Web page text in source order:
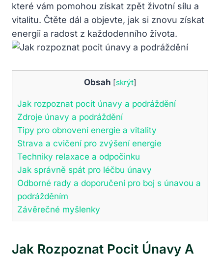
které vám pomohou získat zpět životní sílu a
vitalitu. Čtěte dál a objevte, jak si znovu získat
energii a radost z každodenního života.
Obsah [skrýt]
Jak rozpoznat pocit únavy a podráždění
Zdroje únavy a podráždění
Tipy pro obnovení energie a vitality
Strava a cvičení pro zvýšení energie
Techniky relaxace a odpočinku
Jak správně spát pro léčbu únavy
Odborné rady a doporučení pro boj s únavou a
podrážděním
Závěrečné myšlenky
Jak Rozpoznat Pocit Únavy A